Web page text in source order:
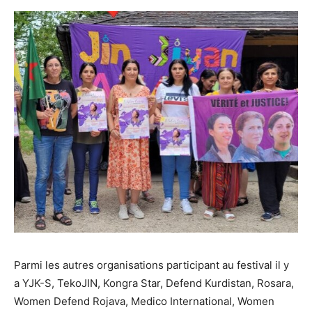
Parmi les autres organisations participant au festival il y
a YJK-S, TekoJIN, Kongra Star, Defend Kurdistan, Rosara,
Women Defend Rojava, Medico International, Women